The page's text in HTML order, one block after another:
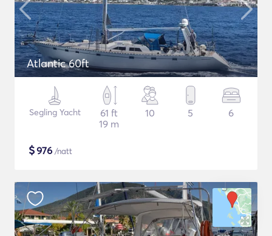
Atlantic 60ft
Segling Yacht
61 ft
19 m
10 5 6
$976 /natt